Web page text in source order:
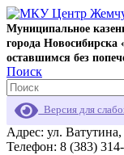
Муниципальное
города
оставшимся без
Поиск
Версия для
Адрес: ул.
Телефон: 8 (383)